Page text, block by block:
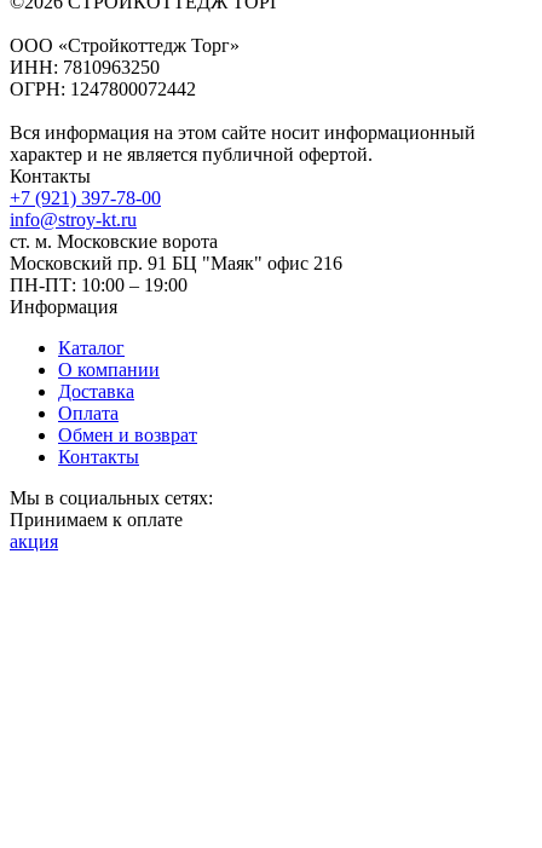
ООО «Стройкоттедж Торг»
ИНН: 7810963250
ОГРН: 1247800072442
Вся информация на этом сайте носит информационный
характер и не является публичной офертой.
Контакты
+7 (921) 397-78-00
info@stroy-kt.ru
ст. м. Московские ворота
Московский пр. 91 БЦ "Маяк" офис 216
ПН-ПТ: 10:00 – 19:00
Информация
Каталог
О компании
Доставка
Оплата
Обмен и возврат
Контакты
Мы в социальных сетях:
Принимаем к оплате
акция